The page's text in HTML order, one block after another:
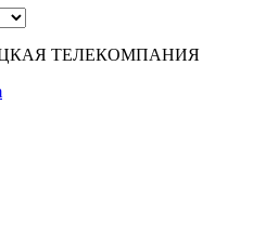
ТЕЛЕКОМПАНИЯ